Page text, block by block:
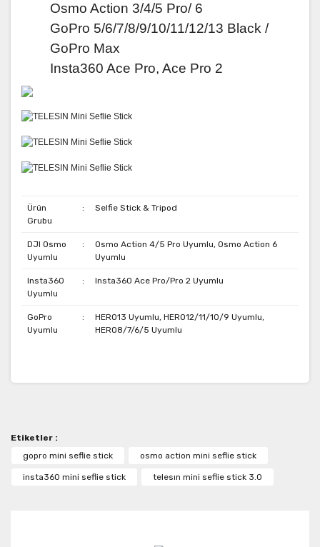
Osmo Action 3/4/5 Pro/ 6
GoPro 5/6/7/8/9/10/11/12/13 Black /
GoPro Max
Insta360 Ace Pro, Ace Pro 2
Ürün
Grubu
: Selfie Stick & Tripod
DJI Osmo
Uyumlu
:
Osmo Action 4/5 Pro Uyumlu, Osmo Action 6
Uyumlu
Insta360
Uyumlu
: Insta360 Ace Pro/Pro 2 Uyumlu
GoPro
Uyumlu
:
HERO13 Uyumlu, HERO12/11/10/9 Uyumlu,
HERO8/7/6/5 Uyumlu
Ürün resmi kalitesiz, bozuk veya görüntülenemiyor.
Ürün açıklamasında eksik bilgiler bulunuyor.
Etiketler :
gopro mini seflie stick
osmo action mini seflie stick
insta360 mini seflie stick telesın mini seflie stick 3.0